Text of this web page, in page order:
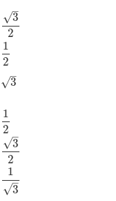
3
–
√
2
1
2
3
–
√
1
2
3
–
√
2
1
3
–
√